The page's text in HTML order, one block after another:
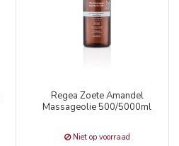
Regea Zoete Amandel
Massageolie 500/5000ml
Niet op voorraad